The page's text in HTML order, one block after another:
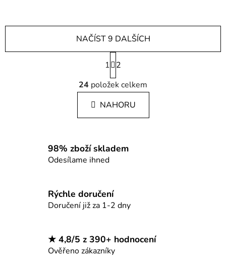
O
v
l
á
d
c
í
v
k
y
p
i
NAČÍST 9 DALŠÍCH
S
t
r
á
n
k
n
í
1
2
24 položek celkem
NAHORU
98% zboží skladem
Odesílame ihned
Rýchle doručení
Doručení již za 1-2 dny
★ 4,8/5 z 390+ hodnocení
Ověřeno zákazníky